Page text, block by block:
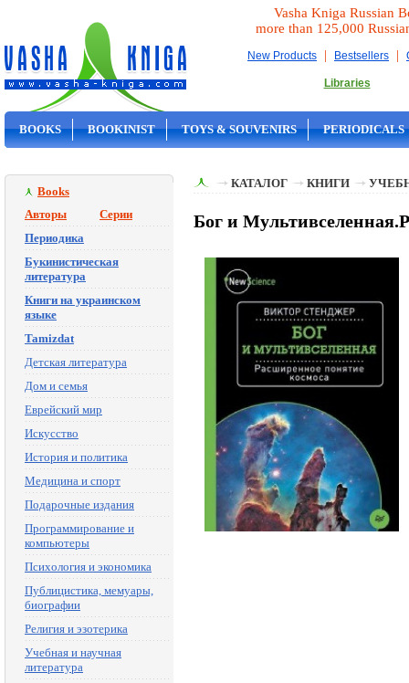
Vasha Kniga Russian
more than 125,000
New Products | Bestsellers |
Libraries
BOOKS BOOKINIST TOYS & SOUVENIRS PERIODICALS
Books
Авторы
Серии
Периодика
Букинистическая
литература
Книги на украинском
языке
Tamizdat
Детская литература
Дом и семья
Еврейский мир
Искусство
История и политика
Медицина и спорт
Подарочные издания
Программирование и
компьютеры
Психология и экономика
Публицистика, мемуары,
биографии
Религия и эзотерика
Учебная и научная
литература
КАТАЛОГ КНИГИ
Бог и